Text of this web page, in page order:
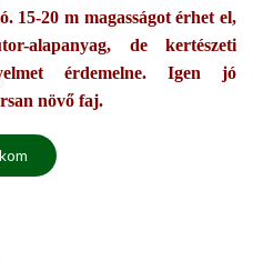
15-20 m magasságot érhet el,
alapanyag, de kertészeti
érdemelne. Igen jó
növő faj.